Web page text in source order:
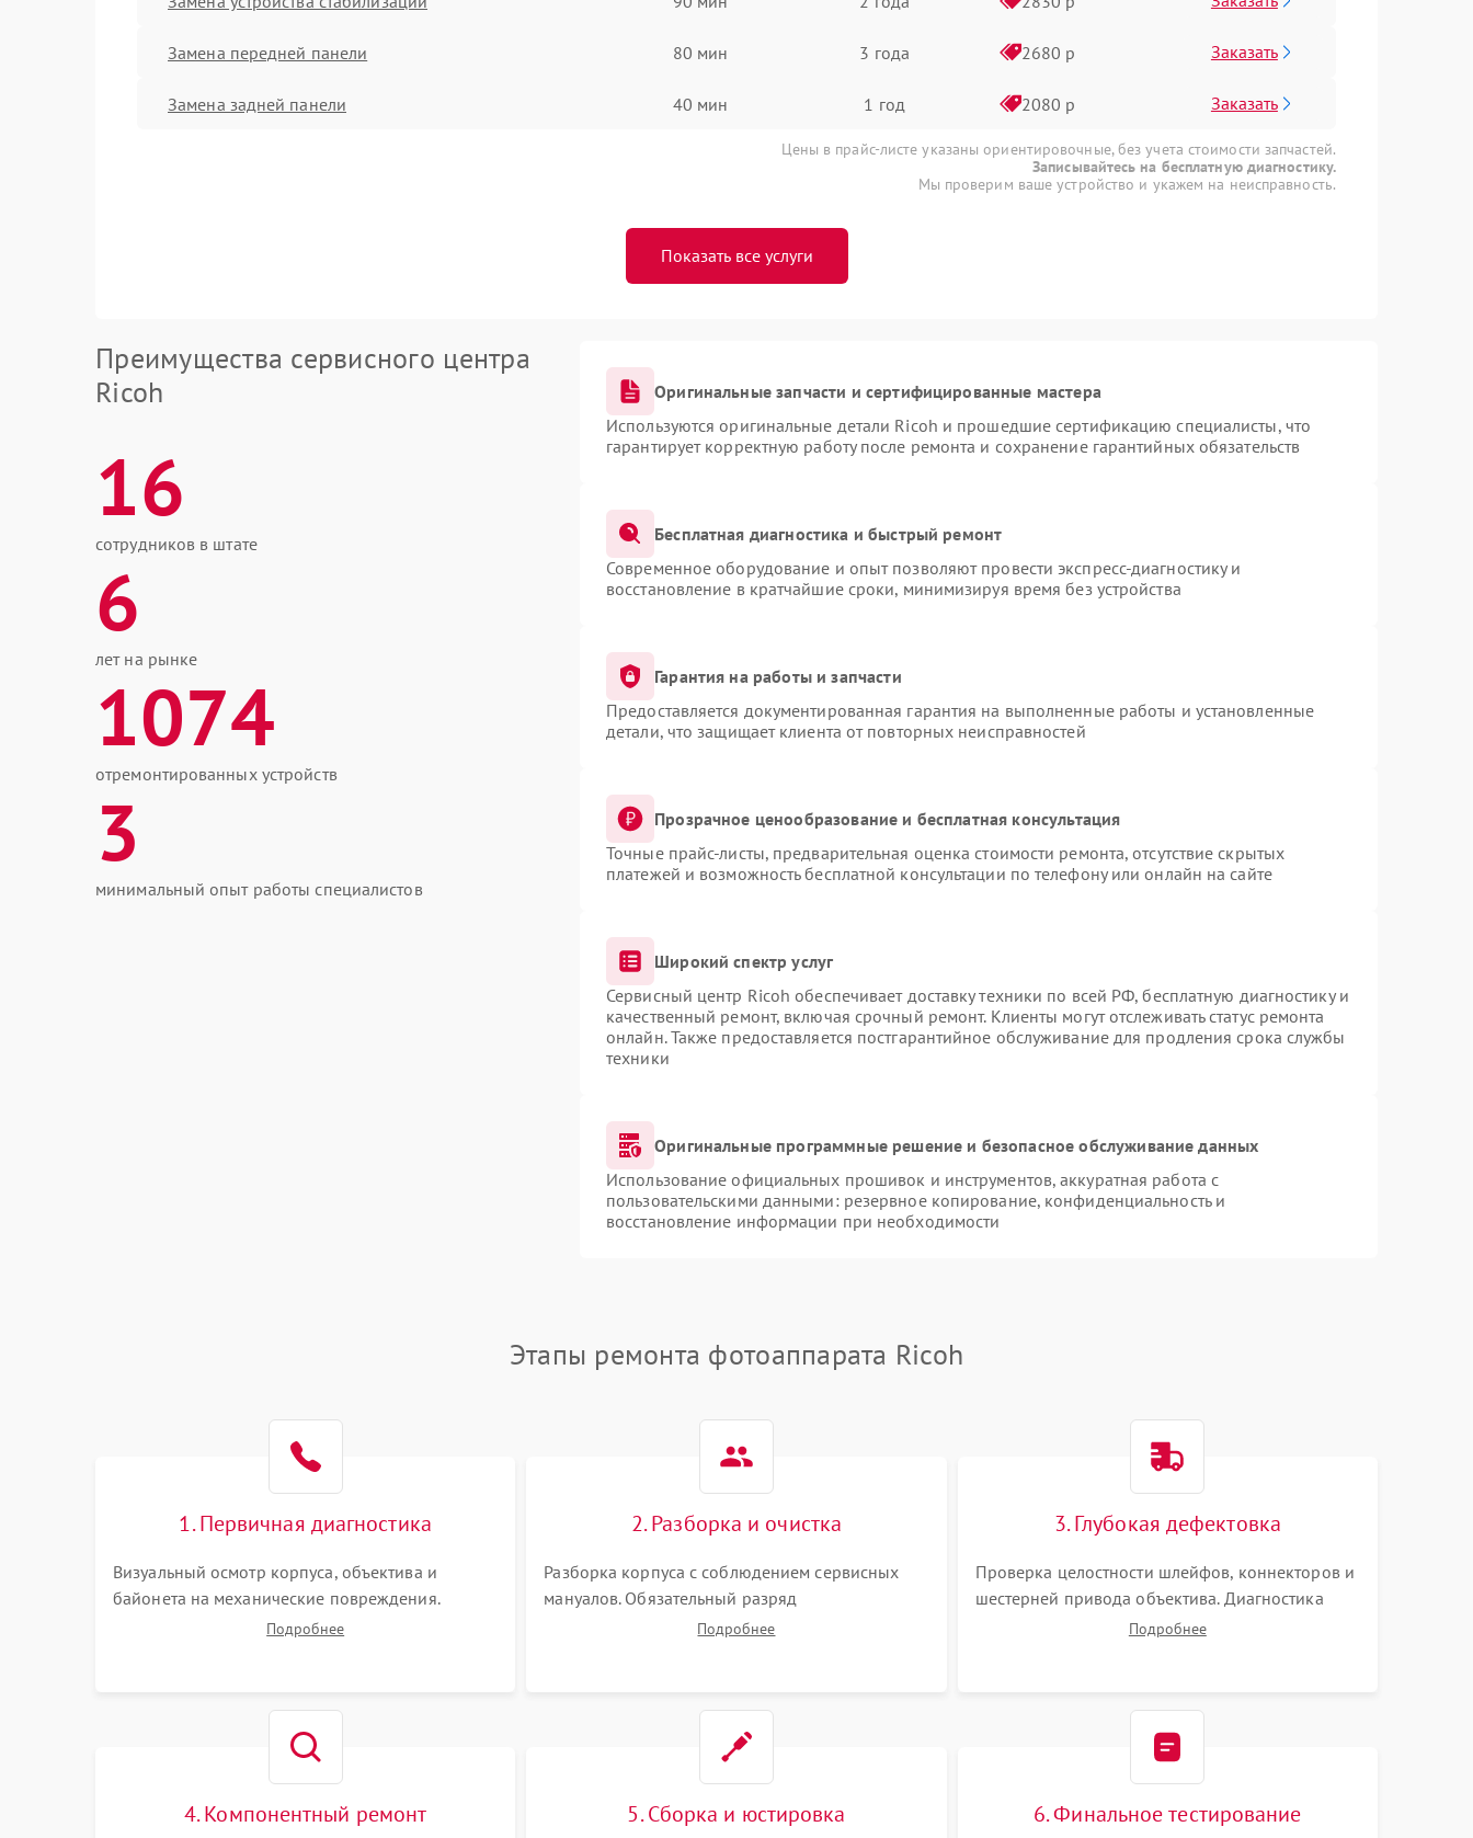
Замена передней панели 80 мин 3 года 2680 р Заказать
Замена задней панели 40 мин 1 год 2080 р Заказать
Цены в прайс-листе указаны ориентировочные, без учета стоимости запчастей.
Записывайтесь на бесплатную диагностику.
Мы проверим ваше устройство и укажем на неисправность.
Показать все услуги
Преимущества сервисного центра
Ricoh
16
сотрудников в штате
6
лет на рынке
1074
отремонтированных устройств
3
минимальный опыт работы специалистов
Оригинальные запчасти и сертифицированные мастера
Используются оригинальные детали Ricoh и прошедшие сертификацию специалисты, что
гарантирует корректную работу после ремонта и сохранение гарантийных обязательств
Бесплатная диагностика и быстрый ремонт
Современное оборудование и опыт позволяют провести экспресс-диагностику и
восстановление в кратчайшие сроки, минимизируя время без устройства
Гарантия на работы и запчасти
Предоставляется документированная гарантия на выполненные работы и установленные
детали, что защищает клиента от повторных неисправностей
Прозрачное ценообразование и бесплатная консультация
Точные прайс-листы, предварительная оценка стоимости ремонта, отсутствие скрытых
платежей и возможность бесплатной консультации по телефону или онлайн на сайте
Широкий спектр услуг
Сервисный центр Ricoh обеспечивает доставку техники по всей РФ, бесплатную диагностику и
качественный ремонт, включая срочный ремонт. Клиенты могут отслеживать статус ремонта
онлайн. Также предоставляется постгарантийное обслуживание для продления срока службы
техники
Оригинальные программные решение и безопасное обслуживание данных
Использование официальных прошивок и инструментов, аккуратная работа с
пользовательскими данными: резервное копирование, конфиденциальность и
восстановление информации при необходимости
Этапы ремонта фотоаппарата Ricoh
1. Первичная диагностика
Визуальный осмотр корпуса, объектива и
байонета на механические повреждения.
Проверка реакции на включение, считывание
Подробнее
2. Разборка и очистка
Разборка корпуса с соблюдением сервисных
мануалов. Обязательный разряд
высоковольтного конденсатора вспышки для
Подробнее
3. Глубокая дефектовка
Проверка целостности шлейфов, коннекторов и
шестерней привода объектива. Диагностика
материнской платы, цепей питания и
Подробнее
4. Компонентный ремонт 5. Сборка и юстировка 6. Финальное тестирование